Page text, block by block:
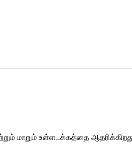
மாறும் உள்ளடக்கத்தை